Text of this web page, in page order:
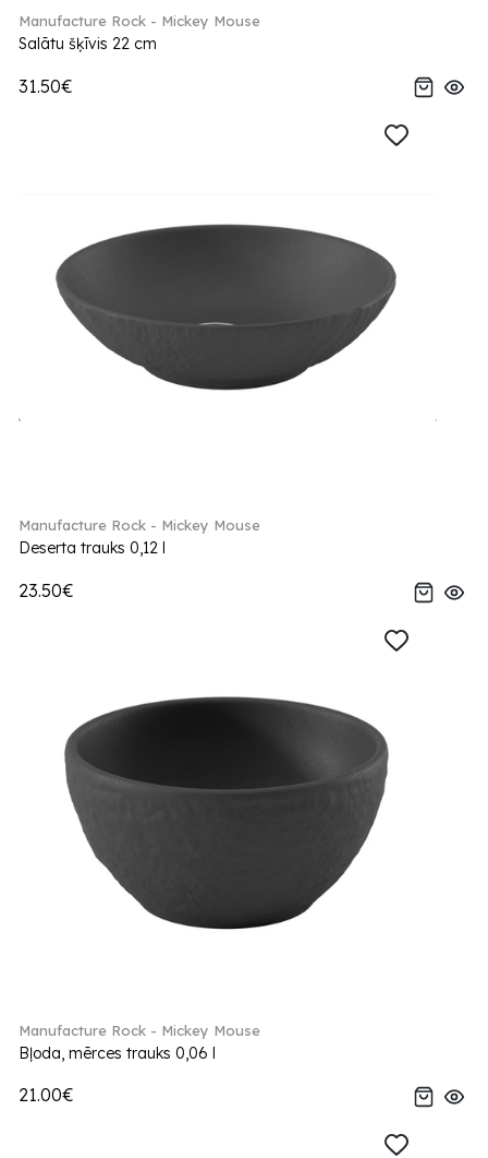
Manufacture Rock - Mickey Mouse
Salātu šķīvis 22 cm
31.50€
Manufacture Rock - Mickey Mouse
Deserta trauks 0,12 l
23.50€
Manufacture Rock - Mickey Mouse
Bļoda, mērces trauks 0,06 l
21.00€